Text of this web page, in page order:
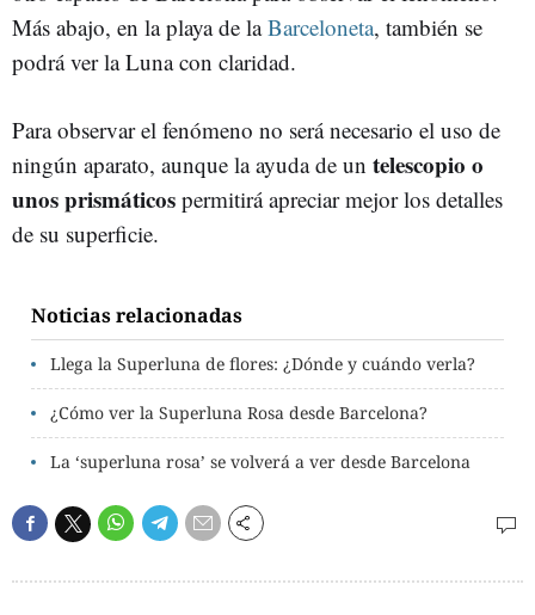
Más abajo, en la playa de laBarceloneta, también se
podrá ver la Luna con claridad.
Para observar el fenómeno no será necesario el uso de
ningún aparato, aunque la ayuda de un telescopio o
unos prismáticos permitirá apreciar mejor los detalles
de su superficie.
Noticias relacionadas
Llega la Superluna de flores: ¿Dónde y cuándo verla?
¿Cómo ver la Superluna Rosa desde Barcelona?
La ‘superluna rosa’ se volverá a ver desde Barcelona